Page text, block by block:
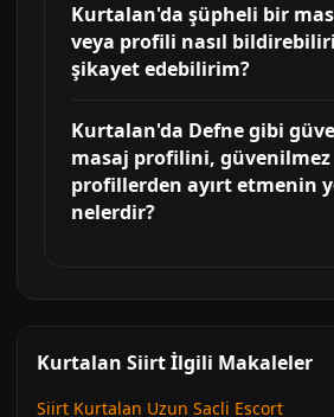
Kurtalan'da şüpheli bir
veya profili nasıl
şikayet edebilirim?
Kurtalan'da Defne gibi
masaj profilini, güvenilmez
profillerden ayırt etmenin
nelerdir?
Kurtalan Siirt İlgili Makaleler
Siirt Kurtalan Uzun Sacli Escort